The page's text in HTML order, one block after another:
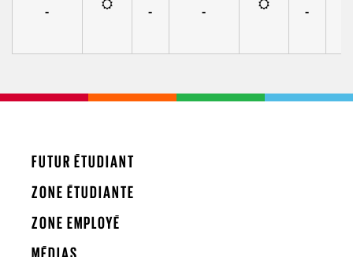
- - - -
FUTUR ÉTUDIANT
ZONE ÉTUDIANTE
ZONE EMPLOYÉ